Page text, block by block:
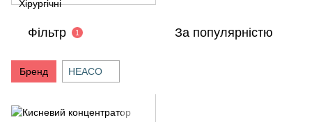
Фільтр 1 За популярністю
Бренд HEACO